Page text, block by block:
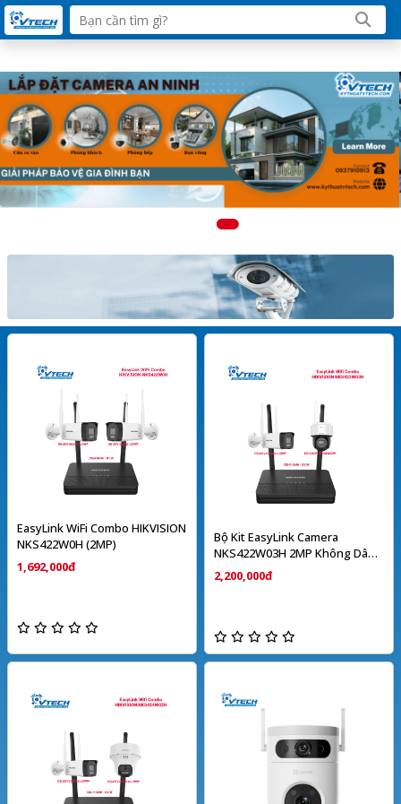
EasyLink WiFi Combo HIKVISION
NKS422W0H (2MP)
1,692,000đ
Bộ Kit EasyLink Camera
NKS422W03H 2MP Không Dây
HIKVISION
2,200,000đ